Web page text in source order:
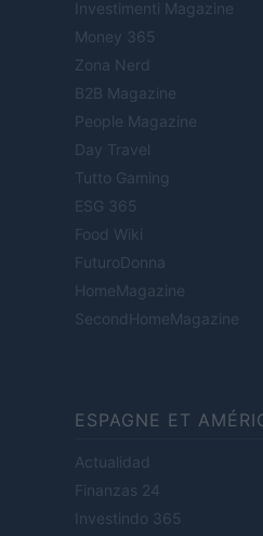
Investimenti Magazine
Money 365
Zona Nerd
B2B Magazine
People Magazine
Day Travel
Tutto Gaming
ESG 365
Food Wiki
FuturoDonna
HomeMagazine
SecondHomeMagazine
ESPAGNE ET
Actualidad
Finanzas 24
Investindo 365